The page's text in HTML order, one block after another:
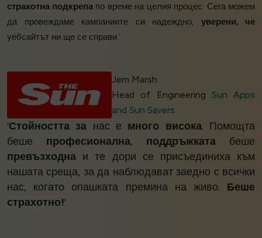
страхотна подкрепапо време на целия процес. Сега можем
да провеждаме кампаниите си надеждно, уверени, че
уебсайтът ни ще се справи.’
Jem Marsh
Head of Engineering Sun Apps
and Sun Savers
‘Стойността за нас е много висока. Помощта
беше професионална, поддръжката беше
превъзходна и те дори се присъединиха към
нашата среща, за да наблюдават заедно с всички
нас, когато опашката премина на живо. Беше
страхотно!’